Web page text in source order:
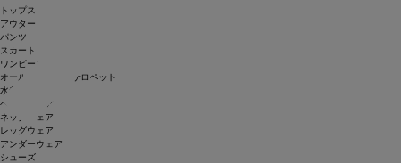
トップス
アウター
パンツ
スカート
ワンピース
オールインワン・サロペット
水着
ヘッドウェア
ネックウェア
レッグウェア
アンダーウェア
シューズ